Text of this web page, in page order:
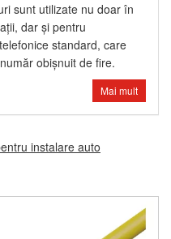
sunt utilizate nu doar în
dar şi pentru
standard, care
obişnuit de fire.
Mai mult
instalare auto